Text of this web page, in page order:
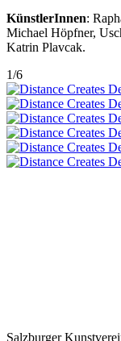
KünstlerInnen:
Michael Höpfner,
Katrin Plavcak.
1/6
Salzburger